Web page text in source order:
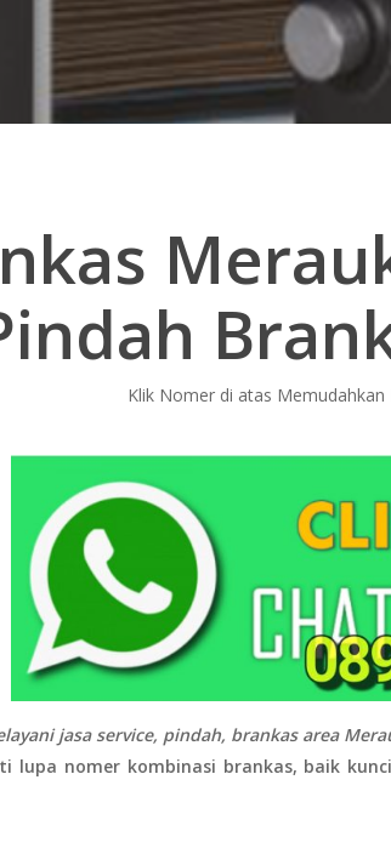
Klik Nomer di atas
jasa service, pindah, brankas area
lupa nomer kombinasi brankas, baik